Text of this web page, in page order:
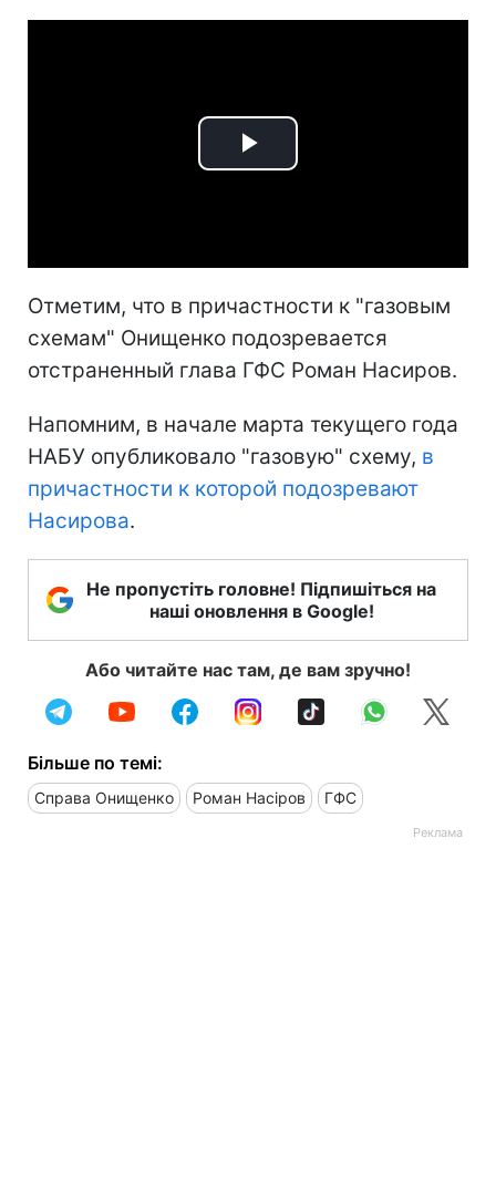
Play
Отметим, что в причастности к "газовым
схемам" Онищенко подозревается
отстраненный глава ГФС Роман Насиров.
Напомним, в начале марта текущего года
НАБУ опубликовало "газовую" схему, в
причастности к которой подозревают
Насирова.
Не пропустіть головне! Підпишіться на
наші оновлення в Google!
Або читайте нас там, де вам зручно!
Більше по темі:
Справа Онищенко Роман Насіров ГФС